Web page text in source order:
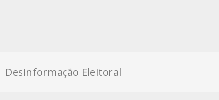
Desinformação Eleitoral